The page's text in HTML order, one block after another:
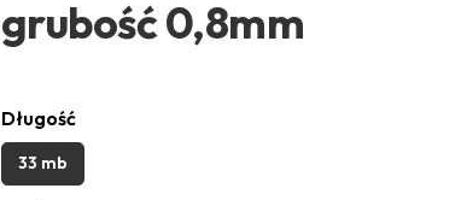
grubość 0,8mm
Długość
33 mb